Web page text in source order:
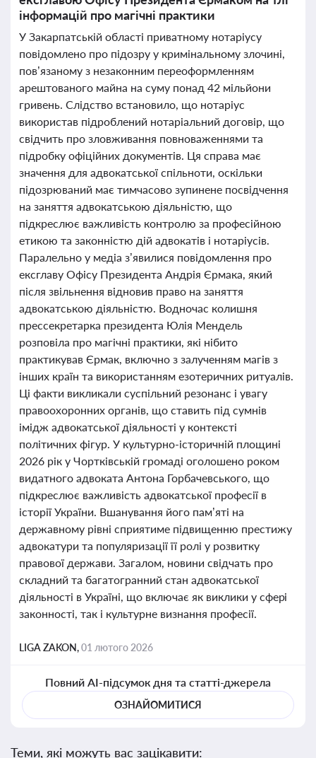
інформацій про магічні практики
У Закарпатській області приватному нотаріусу
повідомлено про підозру у кримінальному злочині,
пов’язаному з незаконним переоформленням
арештованого майна на суму понад 42 мільйони
гривень. Слідство встановило, що нотаріус
використав підроблений нотаріальний договір, що
свідчить про зловживання повноваженнями та
підробку офіційних документів. Ця справа має
значення для адвокатської спільноти, оскільки
підозрюваний має тимчасово зупинене посвідчення
на заняття адвокатською діяльністю, що
підкреслює важливість контролю за професійною
етикою та законністю дій адвокатів і нотаріусів.
Паралельно у медіа з’явилися повідомлення про
ексглаву Офісу Президента Андрія Єрмака, який
після звільнення відновив право на заняття
адвокатською діяльністю. Водночас колишня
прессекретарка президента Юлія Мендель
розповіла про магічні практики, які нібито
практикував Єрмак, включно з залученням магів з
інших країн та використанням езотеричних ритуалів.
Ці факти викликали суспільний резонанс і увагу
правоохоронних органів, що ставить під сумнів
імідж адвокатської діяльності у контексті
політичних фігур. У культурно-історичній площині
2026 рік у Чортківській громаді оголошено роком
видатного адвоката Антона Горбачевського, що
підкреслює важливість адвокатської професії в
історії України. Вшанування його пам’яті на
державному рівні сприятиме підвищенню престижу
адвокатури та популяризації її ролі у розвитку
правової держави. Загалом, новини свідчать про
складний та багатогранний стан адвокатської
діяльності в Україні, що включає як виклики у сфері
законності, так і культурне визнання професії.
LIGA ZAKON,01 лютого 2026
Повний AI-підсумок дня та статті-джерела
ОЗНАЙОМИТИСЯ
Теми, які можуть вас зацікавити: